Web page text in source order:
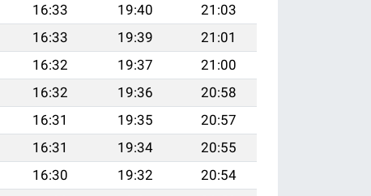
16:33 19:40
21:03
16:33 19:39
21:01
16:32 19:37
21:00
16:32 19:36
20:58
16:31 19:35
20:57
16:31 19:34
20:55
16:30 19:32
20:54